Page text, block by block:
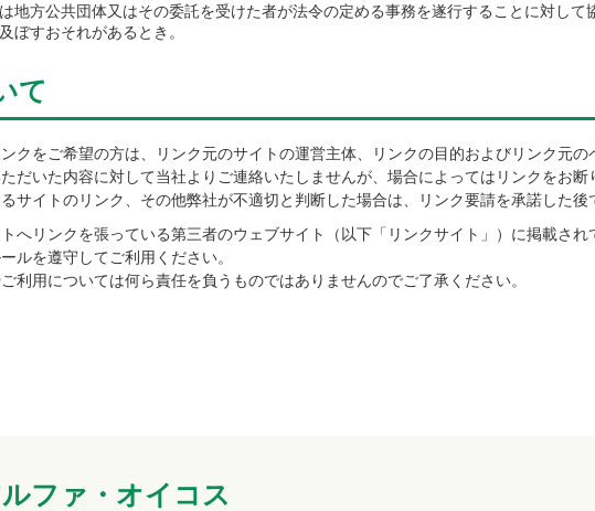
地方公共団体又はその委託を受けた者が法令の定める事務を遂行することに対し
ぼすおそれがあるとき。
て
クをご希望の方は、リンク元のサイトの運営主体、リンクの目的およびリンク元の
だいた内容に対して当社よりご連絡いたしませんが、場合によってはリンクをお断
サイトのリンク、その他弊社が不適切と判断した場合は、リンク要請を承諾した後
へリンクを張っている第三者のウェブサイト（以下「リンクサイト」）に掲載さ
ルを遵守してご利用ください。
利用については何ら責任を負うものではありませんのでご了承ください。
ファ・オイコス